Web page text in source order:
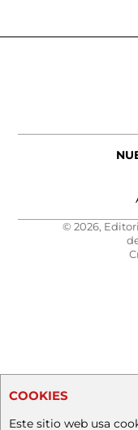
© 2026,
COOKIES
Este sitio web usa